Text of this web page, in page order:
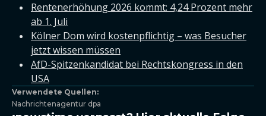
Rentenerhöhung 2026 kommt: 4,24 Prozent mehr
ab 1. Juli
Kölner Dom wird kostenpflichtig – was Besucher
jetzt wissen müssen
AfD-Spitzenkandidat bei Rechtskongress in den
USA
Verwendete Quellen:
Nachrichtenagentur dpa